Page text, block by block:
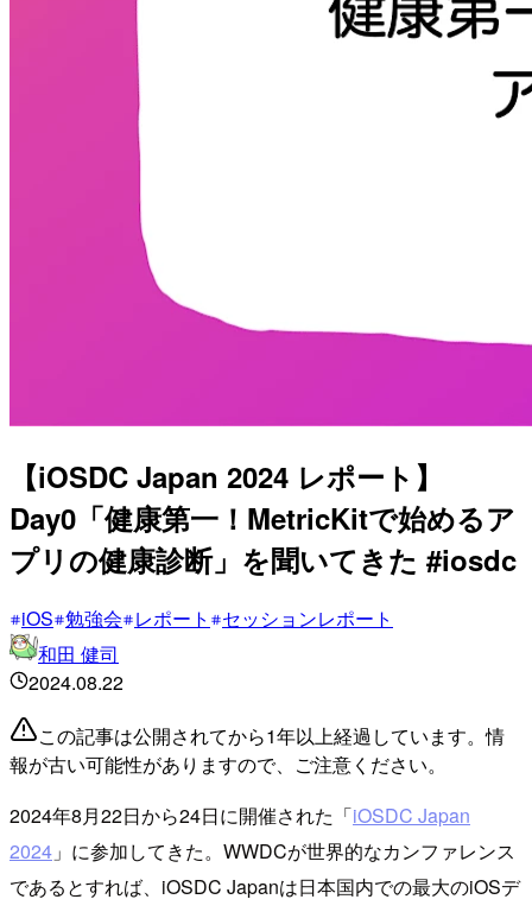
【iOSDC Japan 2024 レポート】
Day0「健康第一！MetricKitで始めるア
プリの健康診断」を聞いてきた #iosdc
iOS 勉強会 レポート
セッションレポート
和田 健司
2024.08.22
この記事は公開されてから1年以上経過しています。情
報が古い可能性がありますので、ご注意ください。
2024年8月22日から24日に開催された「iOSDC Japan
2024 」に参加してきた。WWDCが世界的なカンファレンス
であるとすれば、iOSDC Japanは日本国内での最大のiOSデ